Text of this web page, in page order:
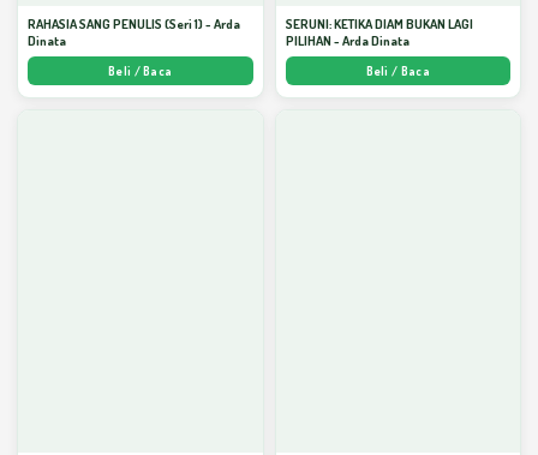
RAHASIA SANG PENULIS (Seri 1) - Arda
Dinata
Beli / Baca
SERUNI: KETIKA DIAM BUKAN LAGI
PILIHAN - Arda Dinata
Beli / Baca